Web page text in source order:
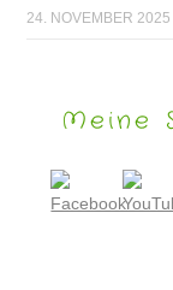
24. NOVEMBER 2025
Meine